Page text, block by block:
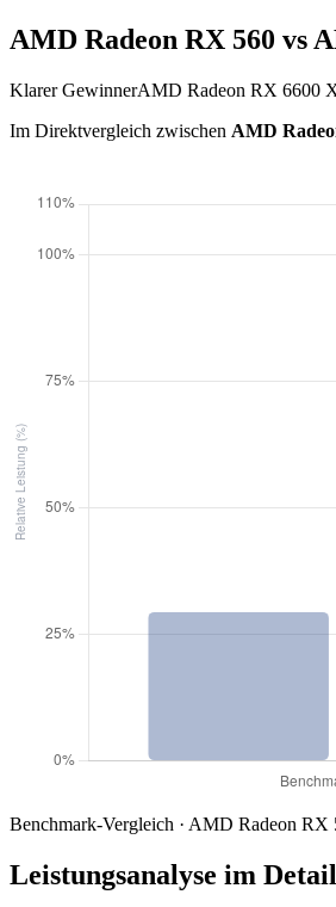
AMD Radeon RX 560 vs
Klarer GewinnerAMD Radeon RX 6600
Im Direktvergleich zwischen AMD
Benchmark-Vergleich · AMD Radeon
Leistungsanalyse im Detail